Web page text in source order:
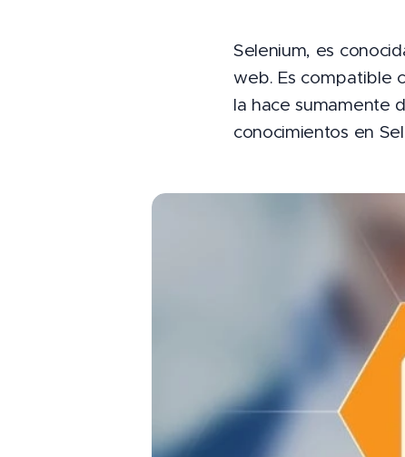
Selenium, es
web. Es compatible
la hace sumamente
conocimientos en